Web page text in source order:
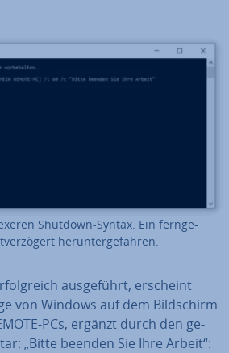
Shutdown-Syntax. Ein fern­ge­
her­un­ter­ge­fah­ren.
aus­ge­führt, erscheint
von Windows auf dem Bild­schirm
PCs, ergänzt durch den ge­
„Bitte beenden Sie Ihre Arbeit“: